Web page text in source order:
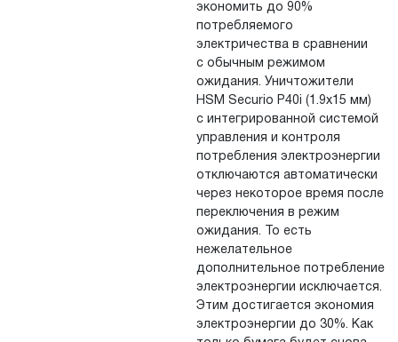
экономить до 90%
потребляемого
электричества в сравнении
с обычным режимом
ожидания. Уничтожители
HSM Securio P40i (1.9х15 мм)
с интегрирован­ной системой
управления и контроля
потребления электроэнергии
отключаются автоматически
через некоторое время после
переключения в режим
ожидания. То есть
нежелательное
дополнительное потребление
электроэнергии исключается.
Этим достигается экономия
электроэнергии до 30%. Как